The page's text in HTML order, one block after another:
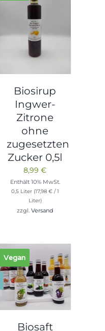
Biosirup
Ingwer-
Zitrone
ohne
zugesetzten
Zucker 0,5l
8,99€
Enthält 10% MwSt.
0,5 Liter (17,98 €/ 1
Liter)
zzgl.Versand
Vegan
Biosaft